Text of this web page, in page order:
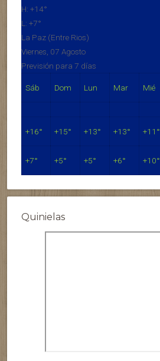
H: +14°
L: +7°
La Paz (Entre Rios)
Viernes, 07 Agosto
Previsión para 7 días
Sáb Dom Lun Mar Mié
+16° +15° +13° +13° +11°
+7° +5° +5° +6° +10°
Quinielas